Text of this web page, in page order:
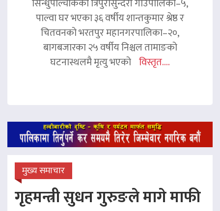
पाल्वा घर भएका ३६ वर्षीय शान्तकुमार श्रेष्ठ र
चितवनको भरतपुर महानगरपालिका–२०,
बागबजारका २५ वर्षीय निश्चल तामाङको
घटनास्थलमै मृत्यु भएको विस्तृत....
मुख्य समाचार
गृहमन्त्री सुधन गुरुङले मागे माफी